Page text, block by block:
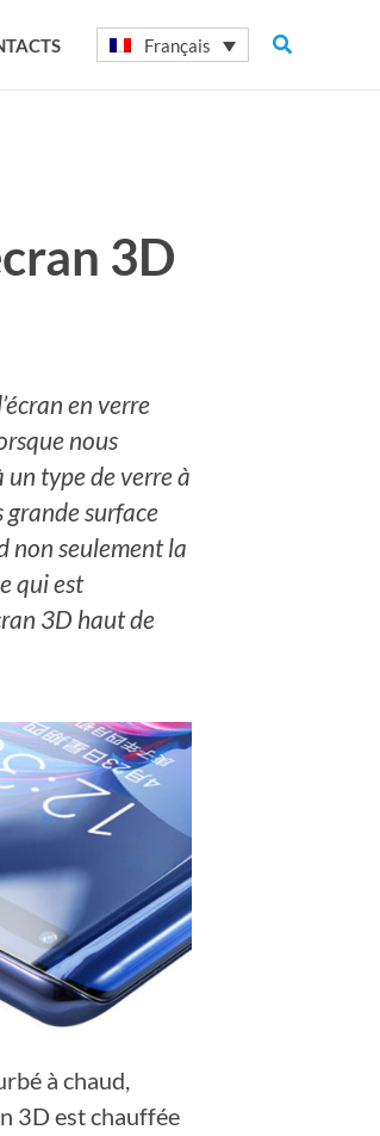
Français Rechercher
3D
en verre
nous
un type de verre à
grande surface
non seulement la
qui est
3D haut de
à chaud,
3D est chauffée